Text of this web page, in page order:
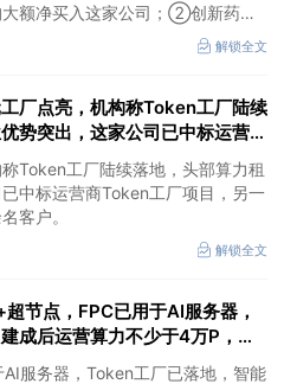
大额净买入这家公司；②创新药
企业，在创新药API的化学合成
胞与基因治疗产品商业化受托生产
解锁全文
工厂点亮，机构称Token工厂陆续
势突出，这家公司已中标运营商
Token工厂陆续落地，头部算力租
中标运营商Token工厂项目，另一
客户。
解锁全文
节点，FPC已用于AI服务器，
成后运营算力不少于4万P，这
点系统
服务器，Token工厂已落地，智能